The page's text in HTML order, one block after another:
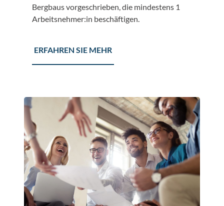
Bergbaus vorgeschrieben, die mindestens 1
Arbeitsnehmer:in beschäftigen.
ERFAHREN SIE MEHR